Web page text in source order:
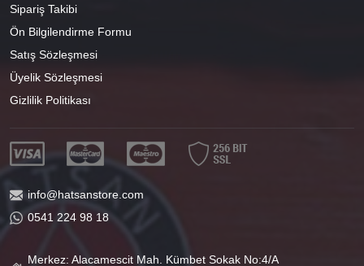
Sipariş Takibi
Ön Bilgilendirme Formu
Satış Sözleşmesi
Üyelik Sözleşmesi
Gizlilik Politikası
info@hatsanstore.com
0541 224 98 18
Merkez: Alacamescit Mah. Kümbet Sokak No:4/A